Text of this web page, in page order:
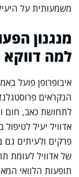
משמעותית על
מנגנון
למה דווקא
איבופרופן פועל
הנקראים
לתחושת כאב, חום
אדוויל יעיל
פרקים ולעיתים גם
של אדוויל לעומת
תופעות הלוואי